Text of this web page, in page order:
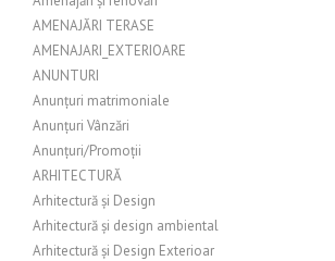
AMENAJĂRI TERASE
AMENAJARI_EXTERIOARE
ANUNTURI
Anunțuri matrimoniale
Anunțuri Vânzări
Anunțuri/Promoții
ARHITECTURĂ
Arhitectură și Design
Arhitectură și design ambiental
Arhitectură și Design Exterioar